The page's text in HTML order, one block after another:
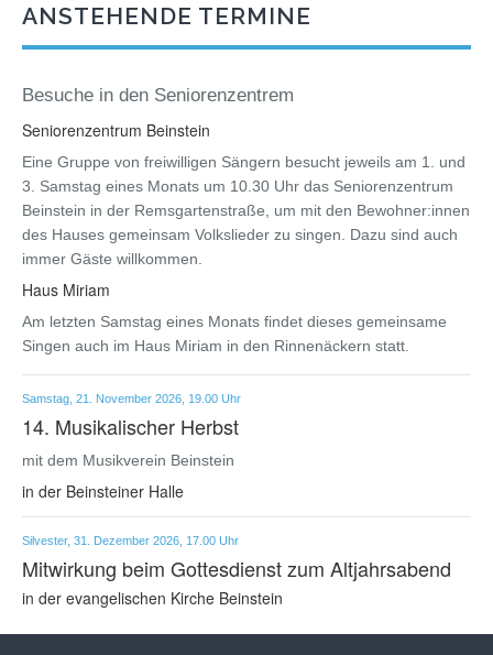
ANSTEHENDE TERMINE
Besuche in den Seniorenzentrem
Seniorenzentrum Beinstein
Eine Gruppe von freiwilligen Sängern besucht jeweils am 1. und
3. Samstag eines Monats um 10.30 Uhr das Seniorenzentrum
Beinstein in der Remsgartenstraße, um mit den Bewohner:innen
des Hauses gemeinsam Volkslieder zu singen. Dazu sind auch
immer Gäste willkommen.
Haus Miriam
Am letzten Samstag eines Monats findet dieses gemeinsame
Singen auch im Haus Miriam in den Rinnenäckern statt.
Samstag, 21. November 2026, 19.00 Uhr
14. Musikalischer Herbst
mit dem Musikverein Beinstein
in der Beinsteiner Halle
Silvester, 31. Dezember 2026, 17.00 Uhr
Mitwirkung beim Gottesdienst zum Altjahrsabend
in der evangelischen Kirche Beinstein